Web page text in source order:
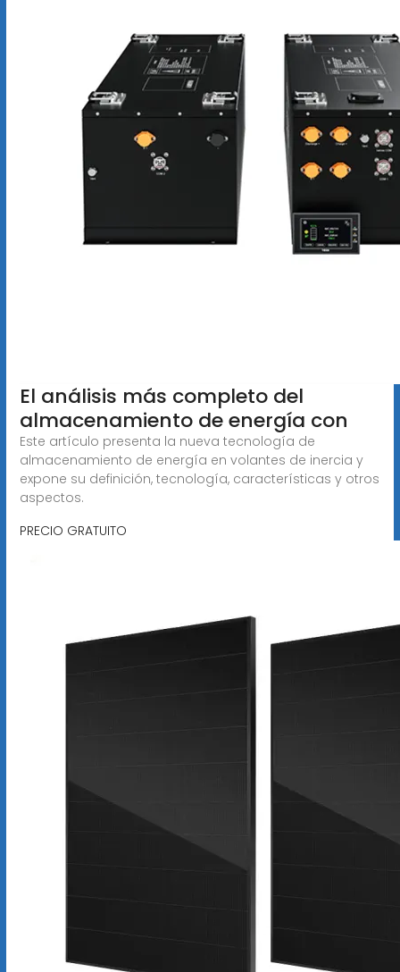
El análisis más completo del
almacenamiento de energía con
Este artículo presenta la nueva tecnología de
almacenamiento de energía en volantes de inercia y
expone su definición, tecnología, características y otros
aspectos.
PRECIO GRATUITO